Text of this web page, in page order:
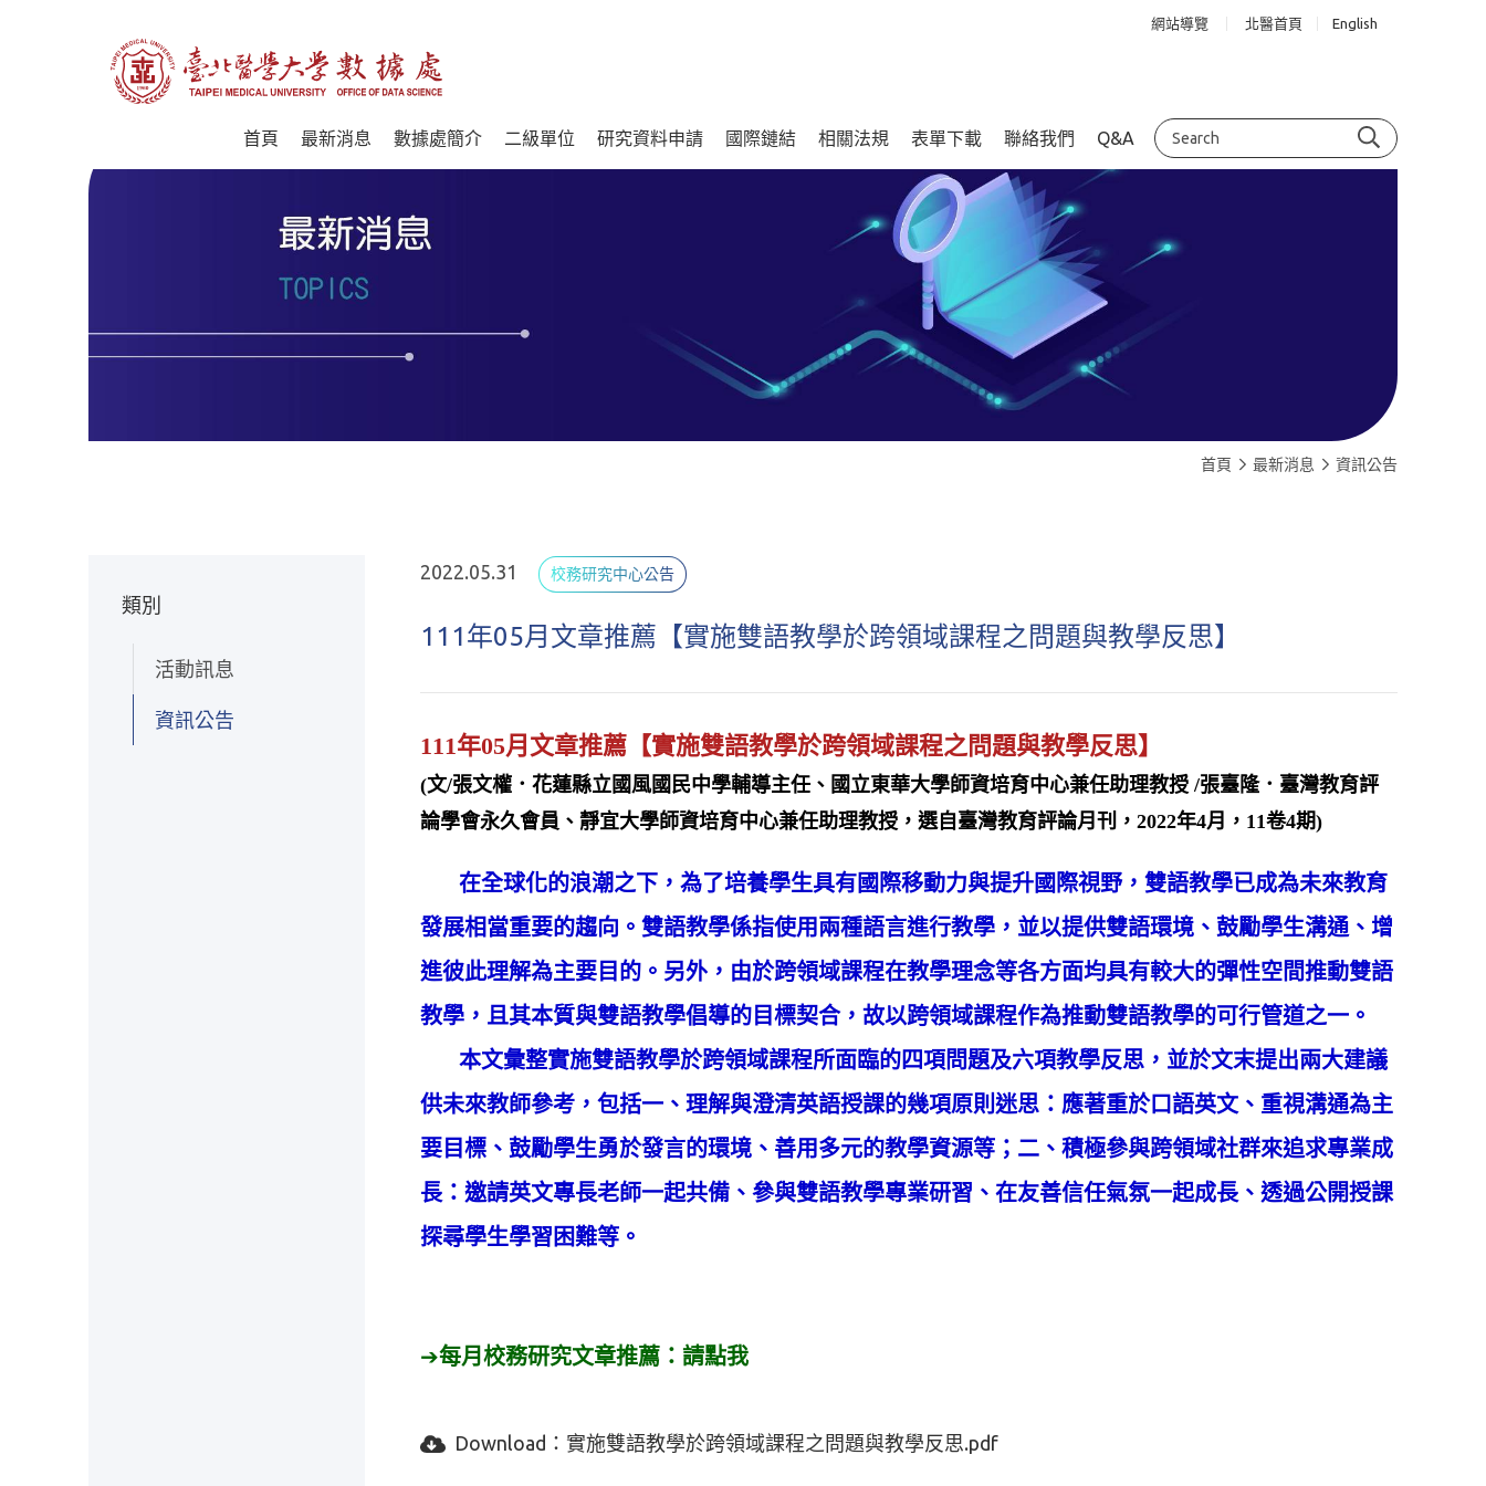
網站導覽 北醫首頁 English
首頁 最新消息 數據處簡介 二級單位 研究資料申請 國際鏈結 相關法規 表單下載 聯絡我們 Q&A
首頁 最新消息 資訊公告
類別
活動訊息
資訊公告
2022.05.31 校務研究中心公告
111年05月文章推薦【實施雙語教學於跨領域課程之問題與教學反思】
111年05月文章推薦【實施雙語教學於跨領域課程之問題與教學反思】
(文/張文權．花蓮縣立國風國民中學輔導主任、國立東華大學師資培育中心兼任助理教授 /張臺隆．臺灣教育評
論學會永久會員、靜宜大學師資培育中心兼任助理教授，選自臺灣教育評論月刊，2022年4月，11卷4期)
在全球化的浪潮之下，為了培養學生具有國際移動力與提升國際視野，雙語教學已成為未來教育
發展相當重要的趨向。雙語教學係指使用兩種語言進行教學，並以提供雙語環境、鼓勵學生溝通、增
進彼此理解為主要目的。另外，由於跨領域課程在教學理念等各方面均具有較大的彈性空間推動雙語
教學，且其本質與雙語教學倡導的目標契合，故以跨領域課程作為推動雙語教學的可行管道之一。
本文彙整實施雙語教學於跨領域課程所面臨的四項問題及六項教學反思，並於文末提出兩大建議
供未來教師參考，包括一、理解與澄清英語授課的幾項原則迷思：應著重於口語英文、重視溝通為主
要目標、鼓勵學生勇於發言的環境、善用多元的教學資源等；二、積極參與跨領域社群來追求專業成
長：邀請英文專長老師一起共備、參與雙語教學專業研習、在友善信任氣氛一起成長、透過公開授課
探尋學生學習困難等。
➔每月校務研究文章推薦： 請點我
Download： 實施雙語教學於跨領域課程之問題與教學反思.pdf